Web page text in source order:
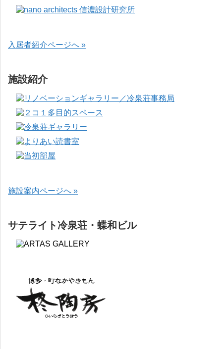
入居者紹介ページへ »
施設紹介
施設案内ページへ »
サテライト冷泉荘・蝶和ビル